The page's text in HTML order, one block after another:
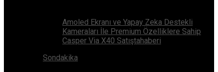
Amoled Ekranı ve Yapay Zeka Destekli
Kameraları İle Premium Özelliklere Sahip
Casper Via X40 Satıştahaberi
Sondakika